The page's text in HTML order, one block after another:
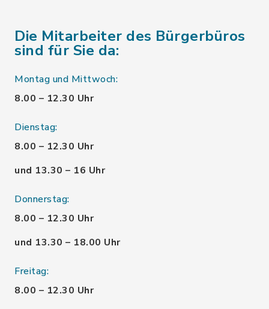
Die Mitarbeiter des Bürgerbüros
sind für Sie da:
Montag und Mittwoch:
8.00 – 12.30 Uhr
Dienstag:
8.00 – 12.30 Uhr
und 13.30 – 16 Uhr
Donnerstag:
8.00 – 12.30 Uhr
und 13.30 – 18.00 Uhr
Freitag:
8.00 – 12.30 Uhr